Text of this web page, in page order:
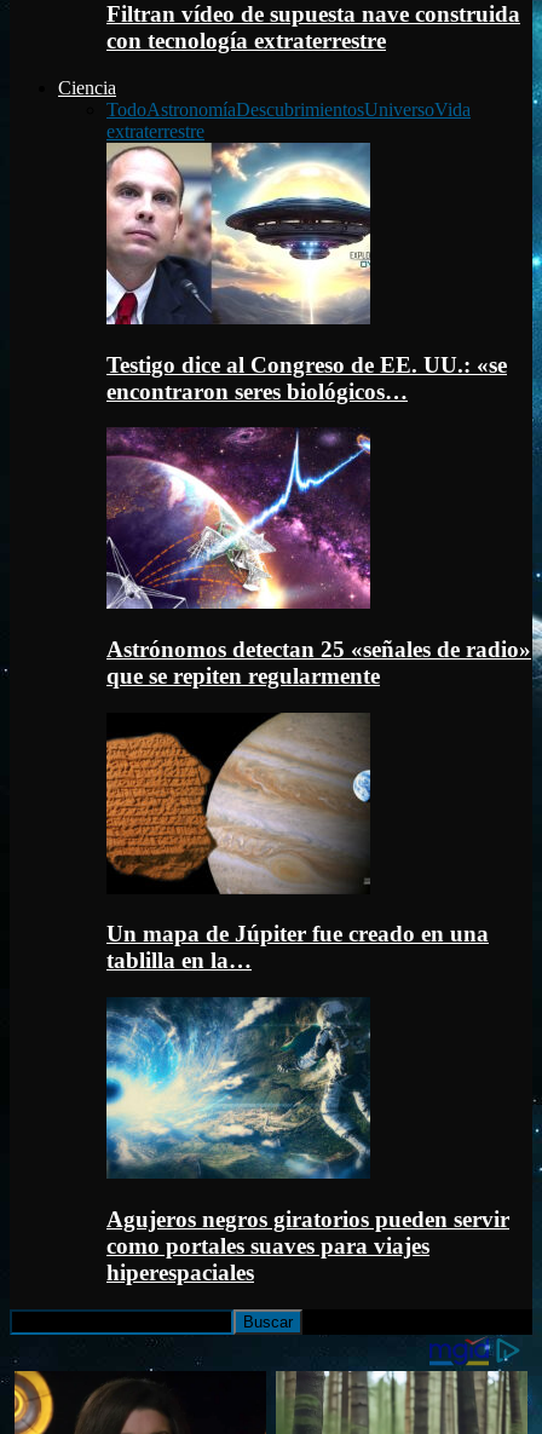
Filtran vídeo de supuesta nave construida
con tecnología extraterrestre
Ciencia
TodoAstronomíaDescubrimientosUniversoVida
extraterrestre
Testigo dice al Congreso de EE. UU.: «se
encontraron seres biológicos…
Astrónomos detectan 25 «señales de radio»
que se repiten regularmente
Un mapa de Júpiter fue creado en una
tablilla en la…
Agujeros negros giratorios pueden servir
como portales suaves para viajes
hiperespaciales